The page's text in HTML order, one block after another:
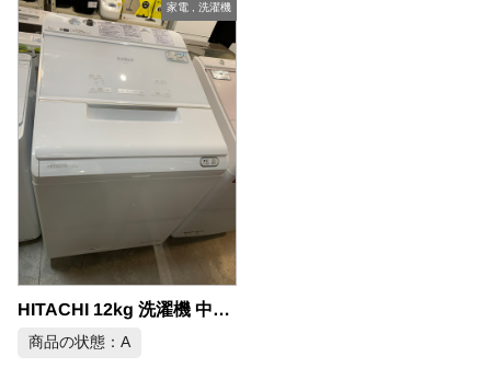
家電, 洗濯機
HITACHI 12kg 洗濯機 中古品販売
商品の状態：A